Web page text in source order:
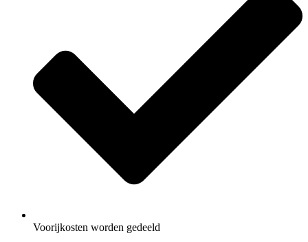
Voorijkosten worden gedeeld